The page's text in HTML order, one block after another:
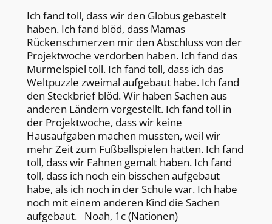
Ich fand toll, dass wir den Globus gebastelt
haben. Ich fand blöd, dass Mamas
Rückenschmerzen mir den Abschluss von der
Projektwoche verdorben haben. Ich fand das
Murmelspiel toll. Ich fand toll, dass ich das
Weltpuzzle zweimal aufgebaut habe. Ich fand
den Steckbrief blöd. Wir haben Sachen aus
anderen Ländern vorgestellt. Ich fand toll in
der Projektwoche, dass wir keine
Hausaufgaben machen mussten, weil wir
mehr Zeit zum Fußballspielen hatten. Ich fand
toll, dass wir Fahnen gemalt haben. Ich fand
toll, dass ich noch ein bisschen aufgebaut
habe, als ich noch in der Schule war. Ich habe
noch mit einem anderen Kind die Sachen
aufgebaut. Noah, 1c (Nationen)